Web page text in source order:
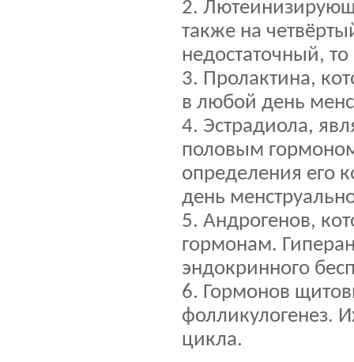
2.
также на
недостаточный,
3. Пролактина,
в любой день
4. Эстрадиола,
половым
определения его
день
5. Андрогенов,
гормонам.
эндокринного
6. Гормонов
фолликулогенез.
цикла.